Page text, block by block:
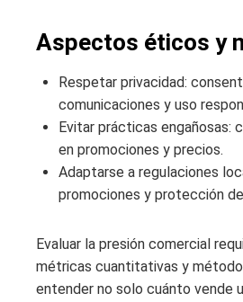
Aspectos éticos y
Respetar privacidad:
comunicaciones y uso
Evitar prácticas engañosas:
en promociones y precios.
Adaptarse a regulaciones
promociones y protección
Evaluar la presión comercial
métricas cuantitativas y
entender no solo cuánto vende